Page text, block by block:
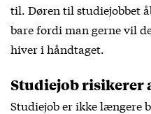
til. Døren til studiejobbet
bare fordi man gerne vil
hiver i håndtaget.
Studiejob risikerer
Studiejob er ikke længere